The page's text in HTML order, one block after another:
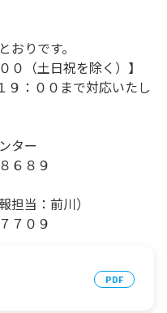
りです。
０（土日祝を除く）】
：００まで対応いたし
ター
６８９
当：前川）
７０９